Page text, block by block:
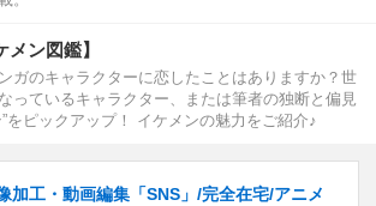
メン図鑑】
ガのキャラクターに恋したことはありますか？世
っているキャラクター、または筆者の独断と偏見
”をピックアップ！ イケメンの魅力をご紹介♪
加工・動画編集「SNS」/完全在宅/アニメ